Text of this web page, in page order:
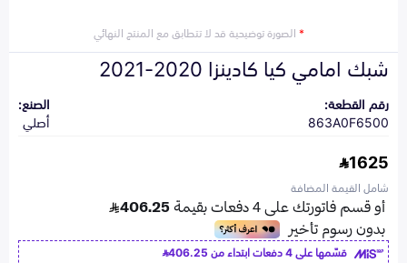
*الصورة توضيحية قد لا تتطابق مع المنتج النهائي
شبك امامي كيا كادينزا 2020-2021
رقم القطعة:
863A0F6500
الصنع:
أصلي
1625
شامل القيمة المضافة
قسّمها على 4 دفعات ابتداء من
406.25